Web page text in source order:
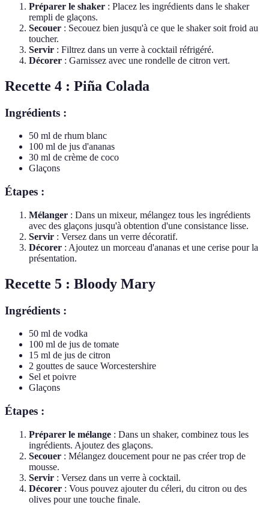
Préparer le shaker : Placez les ingrédients dans le shaker
rempli de glaçons.
Secouer : Secouez bien jusqu'à ce que le shaker soit froid au
toucher.
Servir : Filtrez dans un verre à cocktail réfrigéré.
Décorer : Garnissez avec une rondelle de citron vert.
Recette 4 : Piña Colada
Ingrédients :
50 ml de rhum blanc
100 ml de jus d'ananas
30 ml de crème de coco
Glaçons
Étapes :
Mélanger : Dans un mixeur, mélangez tous les ingrédients
avec des glaçons jusqu'à obtention d'une consistance lisse.
Servir : Versez dans un verre décoratif.
Décorer : Ajoutez un morceau d'ananas et une cerise pour la
présentation.
Recette 5 : Bloody Mary
Ingrédients :
50 ml de vodka
100 ml de jus de tomate
15 ml de jus de citron
2 gouttes de sauce Worcestershire
Sel et poivre
Glaçons
Étapes :
Préparer le mélange : Dans un shaker, combinez tous les
ingrédients. Ajoutez des glaçons.
Secouer : Mélangez doucement pour ne pas créer trop de
mousse.
Servir : Versez dans un verre à cocktail.
Décorer : Vous pouvez ajouter du céleri, du citron ou des
olives pour une touche finale.